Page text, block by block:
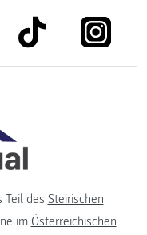
linkedinlink to tiktok link to
Teil des Steirischen
im Österreichischen